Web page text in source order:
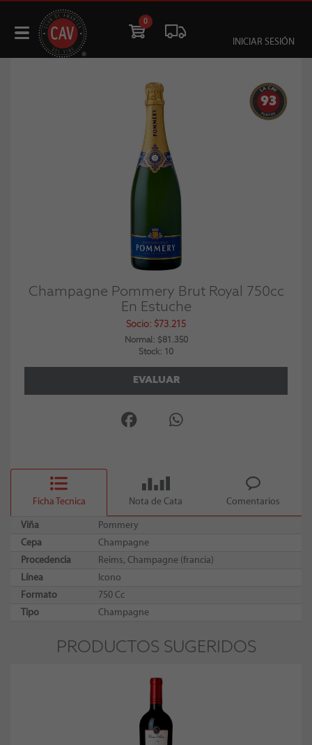
0
INICIAR SESIÓN
93
Champagne Pommery Brut Royal 750cc
En Estuche
Socio: $73.215
Normal: $81.350
Stock: 10
EVALUAR
Ficha Tecnica Nota de Cata Comentarios
Viña
Pommery
Cepa
Champagne
Procedencia
Reims, Champagne (francia)
Línea
Icono
Formato
750 Cc
Tipo
Champagne
PRODUCTOS SUGERIDOS